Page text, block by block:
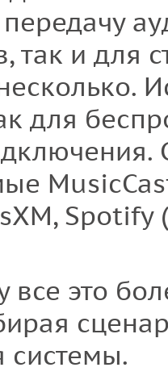
так и для
для
Spotify
все это
системы.